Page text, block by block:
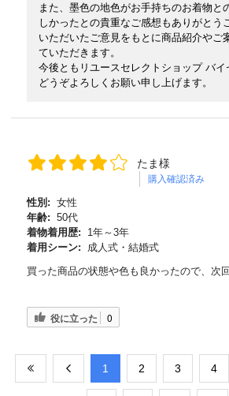
また、墨色の地色がお手持ちのお着物と
しかったとの貴重なご感想もありがとう
いただいたご意見をもとに商品紹介やご
ていただきます。
今後ともリユースセレクトショップ バイ
どうぞよろしくお願い申し上げます。
たま様
購入確認済み
性別: 女性
年齢: 50代
着物着用歴:
1年～3年
着用シーン:
成人式・結婚式
買った商品の状態や色も良かったので、次
役に立った 0
​1 ​2 ​3 ​4